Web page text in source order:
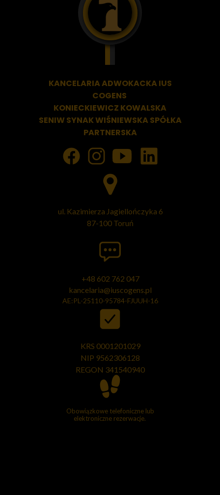
KANCELARIA ADWOKACKAIUS
COGENS
KONIECKIEWICZ KOWALSKA
SENIW SYNAK WIŚNIEWSKA SPÓŁKA
PARTNERSKA
KRS 0001201029
NIP 9562306128
REGON 341540940
+48 602 762 047
kancelaria@iuscogens.pl
AE:PL-25110-95784-FJUUH-16
ul. Kazimierza Jagiellończyka 6
87-100 Toruń
Obowiązkowe telefoniczne lub
elektroniczne rezerwacje.